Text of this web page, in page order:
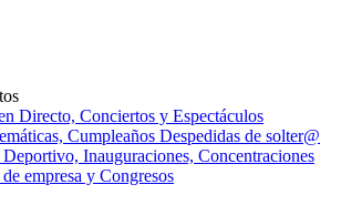
Directo, Conciertos y Espectáculos
Cumpleaños Despedidas de solter@
Inauguraciones, Concentraciones
empresa y Congresos